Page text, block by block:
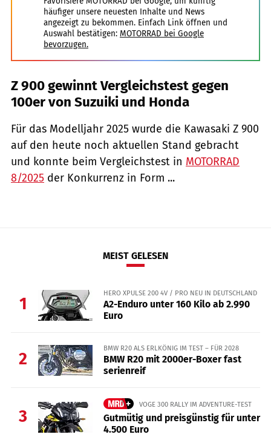
häufiger unsere neuesten Inhalte und News
angezeigt zu bekommen. Einfach Link öffnen und
Auswahl bestätigen: MOTORRAD bei Google
bevorzugen.
Z 900 gewinnt Vergleichstest gegen
100er von Suzuiki und Honda
Für das Modelljahr 2025 wurde die Kawasaki Z 900
auf den heute noch aktuellen Stand gebracht
und konnte beim Vergleichstest in MOTORRAD
8/2025 der Konkurrenz in Form ...
MEIST GELESEN
1
HERO XPULSE 200 4V / PRO NEU IN DEUTSCHLAND
A2-Enduro unter 160 Kilo ab 2.990
Euro
2
BMW R20 ALS ERLKÖNIG IM TEST – FÜR 2028
BMW R20 mit 2000er-Boxer fast
serienreif
3
VOGE 300 RALLY IM ADVENTURE-TEST
Gutmütig und preisgünstig für unter
4.500 Euro